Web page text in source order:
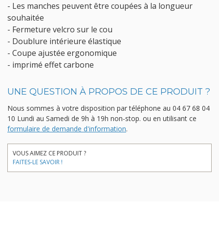
- Les manches peuvent être coupées à la longueur
souhaitée
- Fermeture velcro sur le cou
- Doublure intérieure élastique
- Coupe ajustée ergonomique
- imprimé effet carbone
UNE QUESTION À PROPOS DE CE PRODUIT ?
Nous sommes à votre disposition par téléphone au 04 67 68 04
10 Lundi au Samedi de 9h à 19h non-stop. ou en utilisant ce
formulaire de demande d'information.
VOUS AIMEZ CE PRODUIT ?
FAITES-LE SAVOIR !